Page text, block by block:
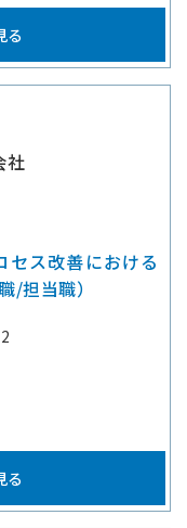
る
社
セス改善における
担当職）
る